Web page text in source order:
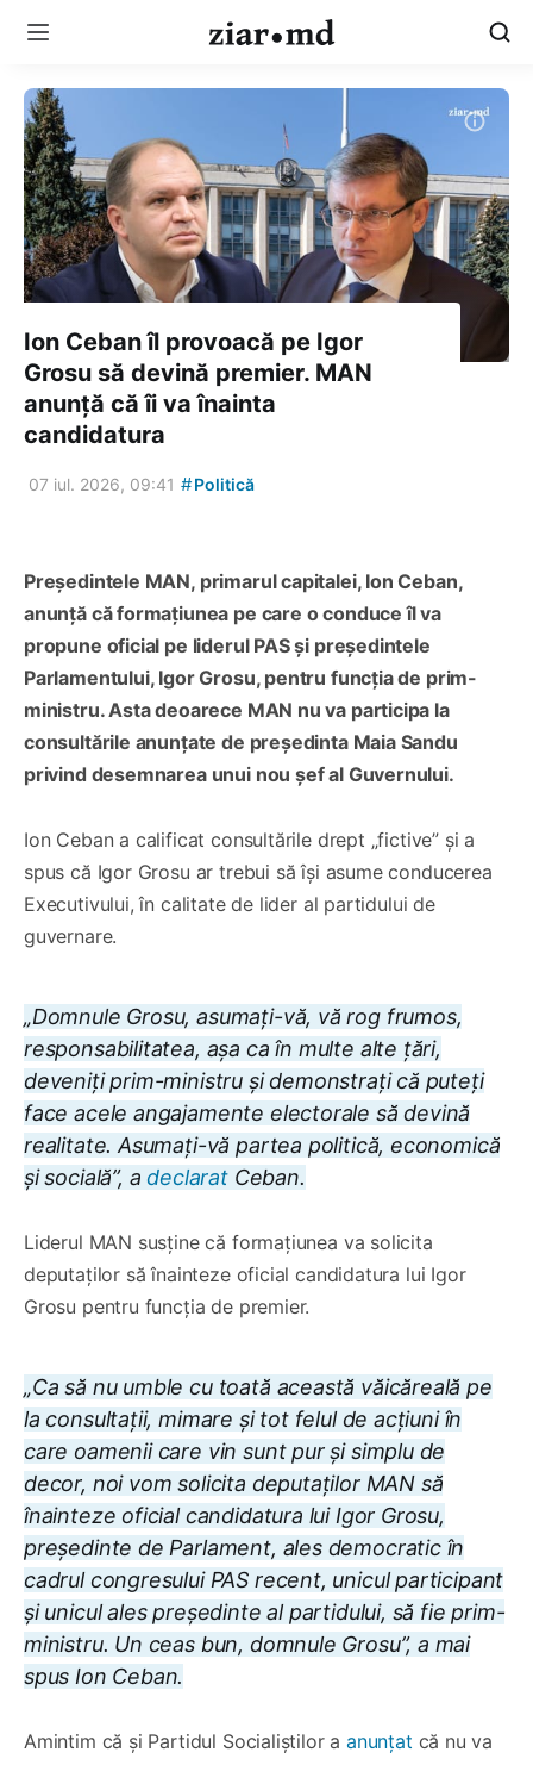
Ion Ceban îl provoacă pe Igor
Grosu să devină premier. MAN
anunță că îi va înainta
candidatura
07 iul. 2026, 09:41 #Politică
Președintele MAN, primarul capitalei, Ion Ceban,
anunță că formațiunea pe care o conduce îl va
propune oficial pe liderul PAS și președintele
Parlamentului, Igor Grosu, pentru funcția de prim-
ministru. Asta deoarece MAN nu va participa la
consultările anunțate de președinta Maia Sandu
privind desemnarea unui nou șef al Guvernului.
Ion Ceban a calificat consultările drept „fictive” și a
spus că Igor Grosu ar trebui să își asume conducerea
Executivului, în calitate de lider al partidului de
guvernare.
„Domnule Grosu, asumați-vă, vă rog frumos,
responsabilitatea, așa ca în multe alte țări,
deveniți prim-ministru și demonstrați că puteți
face acele angajamente electorale să devină
realitate. Asumați-vă partea politică, economică
și socială”, adeclaratCeban.
Liderul MAN susține că formațiunea va solicita
deputaților să înainteze oficial candidatura lui Igor
Grosu pentru funcția de premier.
„Ca să nu umble cu toată această văicăreală pe
la consultații, mimare și tot felul de acțiuni în
care oamenii care vin sunt pur și simplu de
decor, noi vom solicita deputaților MAN să
înainteze oficial candidatura lui Igor Grosu,
președinte de Parlament, ales democratic în
cadrul congresului PAS recent, unicul participant
și unicul ales președinte al partidului, să fie prim-
ministru. Un ceas bun, domnule Grosu”, a mai
spus Ion Ceban.
Amintim că și Partidul Socialiștilor a anunțat că nu va